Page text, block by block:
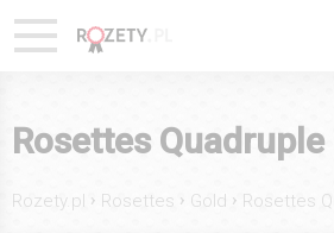
Rosettes Quadruple
Rozety.pl › Rosettes › Gold › Rosettes